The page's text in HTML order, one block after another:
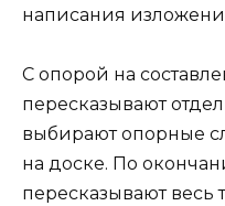
написания
С опорой на
пересказывают
выбирают опорные
на доске. По
пересказывают весь